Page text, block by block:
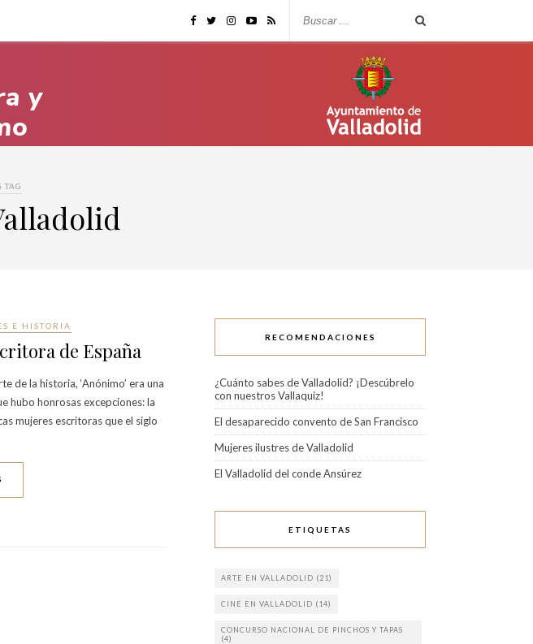
TAG
E HISTORIA
de España
de la historia, ‘Anónimo’ era una
hubo honrosas excepciones: la
mujeres escritoras que el siglo
RECOMENDACIONES
¿Cuánto sabes de Valladolid? ¡Descúbrelo
con nuestros Vallaquiz!
El desaparecido convento de San Francisco
Mujeres ilustres de Valladolid
El Valladolid del conde Ansúrez
ETIQUETAS
ARTE EN VALLADOLID (21)
CINE EN VALLADOLID (14)
CONCURSO NACIONAL DE PINCHOS Y TAPAS
(4)